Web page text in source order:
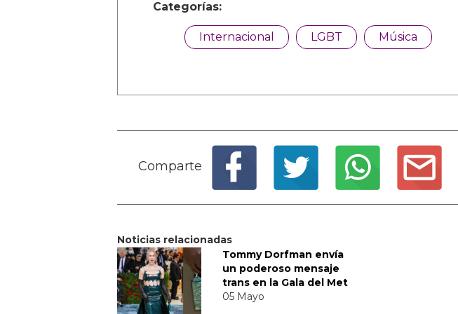
Categorías:
Internacional LGBT Música
Comparte
Noticias relacionadas
Tommy Dorfman envía
un poderoso mensaje
trans en la Gala del Met
05 Mayo